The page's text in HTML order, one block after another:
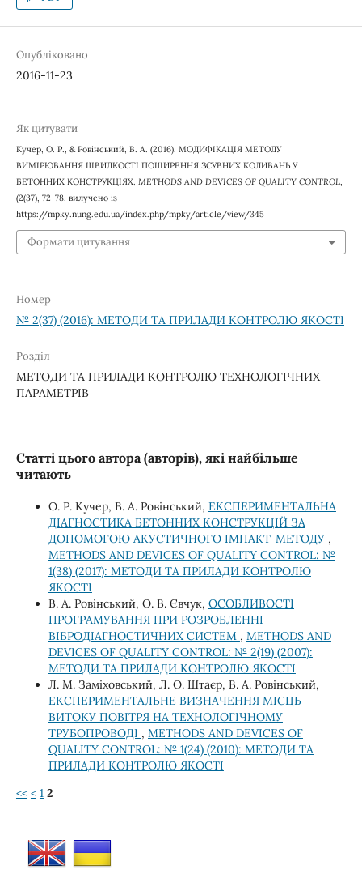
Опубліковано
2016-11-23
Як цитувати
Кучер, О. Р., & Ровінський, В. А. (2016). МОДИФІКАЦІЯ МЕТОДУ
ВИМІРЮВАННЯ ШВИДКОСТІ ПОШИРЕННЯ ЗСУВНИХ КОЛИВАНЬ У
БЕТОННИХ КОНСТРУКЦІЯХ. METHODS AND DEVICES OF QUALITY CONTROL,
(2(37), 72–78. вилучено із
https://mpky.nung.edu.ua/index.php/mpky/article/view/345
Формати цитування
Номер
№ 2(37) (2016): МЕТОДИ ТА ПРИЛАДИ КОНТРОЛЮ ЯКОСТІ
Розділ
МЕТОДИ ТА ПРИЛАДИ КОНТРОЛЮ ТЕХНОЛОГІЧНИХ
ПАРАМЕТРІВ
Статті цього автора (авторів), які найбільше
читають
О. Р. Кучер, В. А. Ровінський, ЕКСПЕРИМЕНТАЛЬНА
ДІАГНОСТИКА БЕТОННИХ КОНСТРУКЦІЙ ЗА
ДОПОМОГОЮ АКУСТИЧНОГО ІМПАКТ-МЕТОДУ ,
METHODS AND DEVICES OF QUALITY CONTROL: №
1(38) (2017): МЕТОДИ ТА ПРИЛАДИ КОНТРОЛЮ
ЯКОСТІ
В. А. Ровінський, О. В. Євчук, ОСОБЛИВОСТІ
ПРОГРАМУВАННЯ ПРИ РОЗРОБЛЕННІ
ВІБРОДІАГНОСТИЧНИХ СИСТЕМ , METHODS AND
DEVICES OF QUALITY CONTROL: № 2(19) (2007):
МЕТОДИ ТА ПРИЛАДИ КОНТРОЛЮ ЯКОСТІ
Л. М. Заміховський, Л. О. Штаєр, В. А. Ровінський,
ЕКСПЕРИМЕНТАЛЬНЕ ВИЗНАЧЕННЯ МІСЦЬ
ВИТОКУ ПОВІТРЯ НА ТЕХНОЛОГІЧНОМУ
ТРУБОПРОВОДІ , METHODS AND DEVICES OF
QUALITY CONTROL: № 1(24) (2010): МЕТОДИ ТА
ПРИЛАДИ КОНТРОЛЮ ЯКОСТІ
<< < 1 2